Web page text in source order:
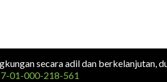
secara adil dan berkelanjutan,
01-000-218-561